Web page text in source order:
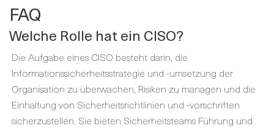
FAQ
Welche Rolle hat ein CISO?
Die Aufgabe eines CISO besteht darin, die
Informationssicherheitsstrategie und -umsetzung der
Organisation zu überwachen, Risiken zu managen und die
Einhaltung von Sicherheitsrichtlinien und -vorschriften
sicherzustellen. Sie bieten Sicherheitsteams Führung und